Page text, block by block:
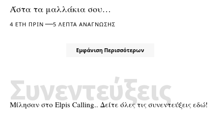
Άστα τα μαλλάκια σου…
4 ΈΤΗ ΠΡΙΝ 5 ΛΕΠΤΆ ΑΝΆΓΝΩΣΗΣ
Εμφάνιση Περισσότερων
Μίλησαν στο Elpis Calling.. Δείτε όλες τις συνεντεύξεις εδώ!
Συνεντεύξεις